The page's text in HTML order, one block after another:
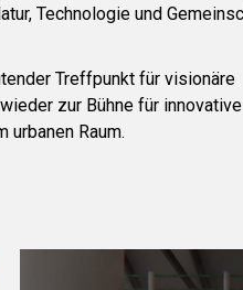
Technologie und
Treffpunkt für visionäre
zur Bühne für
urbanen Raum.